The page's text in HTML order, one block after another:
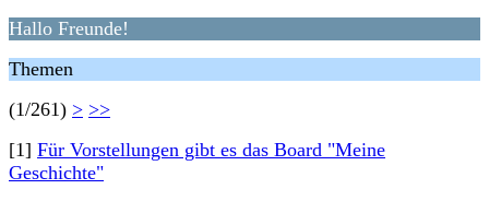
Hallo Freunde!
Themen
(1/261) > >>
[1] Für Vorstellungen gibt es das Board "Meine
Geschichte"